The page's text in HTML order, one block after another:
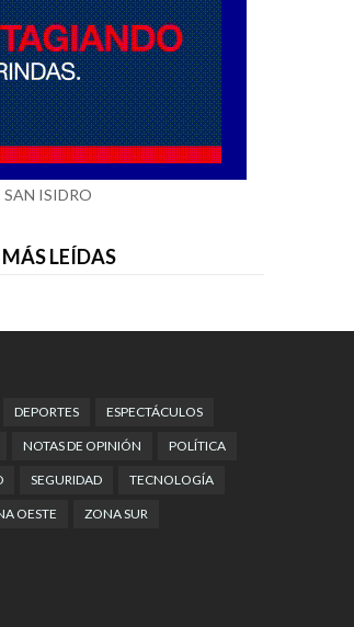
ISIDRO
MÁS LEÍDAS
DEPORTES ESPECTÁCULOS
NOTAS DE OPINIÓN POLÍTICA
SEGURIDAD TECNOLOGÍA
OESTE ZONA SUR